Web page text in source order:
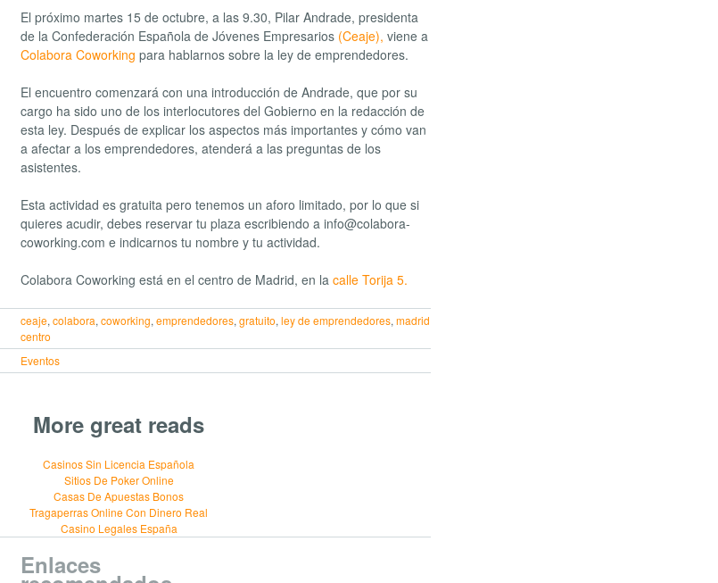
El próximo martes 15 de octubre, a las 9.30, Pilar Andrade, presidenta
de la Confederación Española de Jóvenes Empresarios (Ceaje), viene a
Colabora Coworking para hablarnos sobre la ley de emprendedores.
El encuentro comenzará con una introducción de Andrade, que por su
cargo ha sido uno de los interlocutores del Gobierno en la redacción de
esta ley. Después de explicar los aspectos más importantes y cómo van
a afectar a los emprendedores, atenderá a las preguntas de los
asistentes.
Esta actividad es gratuita pero tenemos un aforo limitado, por lo que si
quieres acudir, debes reservar tu plaza escribiendo a info@colabora-
coworking.com e indicarnos tu nombre y tu actividad.
Colabora Coworking está en el centro de Madrid, en la calle Torija 5.
ceaje,colabora,coworking,emprendedores,gratuito,ley de emprendedores,madrid
centro
Eventos
More great reads
Casinos Sin Licencia Española
Sitios De Poker Online
Casas De Apuestas Bonos
Tragaperras Online Con Dinero Real
Casino Legales España
Enlaces